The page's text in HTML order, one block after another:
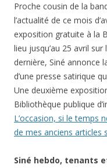
Proche cousin de la
l’actualité de ce mois
exposition gratuite à la
lieu jusqu’au 25 avril
dernière, Siné annonce
d’une presse satirique
Une deuxième
Bibliothèque publique
L’occasion, si le temps
de mes anciens articles
Siné hebdo, tenants